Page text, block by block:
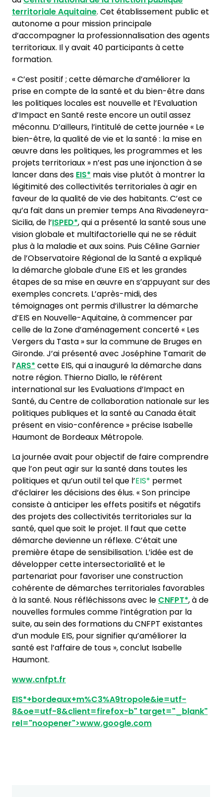
territoriale Aquitaine. Cet établissement public et
autonome a pour mission principale
d’accompagner la professionnalisation des agents
territoriaux. Il y avait 40 participants à cette
formation.
« C’est positif ; cette démarche d’améliorer la
prise en compte de la santé et du bien-être dans
les politiques locales est nouvelle et l’Evaluation
d’Impact en Santé reste encore un outil assez
méconnu. D’ailleurs, l’intitulé de cette journée « Le
bien-être, la qualité de vie et la santé : la mise en
œuvre dans les politiques, les programmes et les
projets territoriaux » n’est pas une injonction à se
lancer dans des EIS* mais vise plutôt à montrer la
légitimité des collectivités territoriales à agir en
faveur de la qualité de vie des habitants. C’est ce
qu’a fait dans un premier temps Ana Rivadeneyra-
Sicilia, de l’ISPED*, qui a présenté la santé sous une
vision globale et multifactorielle qui ne se réduit
plus à la maladie et aux soins. Puis Céline Garnier
de l’Observatoire Régional de la Santé a expliqué
la démarche globale d’une EIS et les grandes
étapes de sa mise en œuvre en s’appuyant sur des
exemples concrets. L’après-midi, des
témoignages ont permis d’illustrer la démarche
d’EIS en Nouvelle-Aquitaine, à commencer par
celle de la Zone d’aménagement concerté « Les
Vergers du Tasta » sur la commune de Bruges en
Gironde. J’ai présenté avec Joséphine Tamarit de
l’ARS* cette EIS, qui a inauguré la démarche dans
notre région. Thierno Diallo, le référent
international sur les Evaluations d’Impact en
Santé, du Centre de collaboration nationale sur les
politiques publiques et la santé au Canada était
présent en visio-conférence » précise Isabelle
Haumont de Bordeaux Métropole.
La journée avait pour objectif de faire comprendre
que l’on peut agir sur la santé dans toutes les
politiques et qu’un outil tel que l’EIS* permet
d’éclairer les décisions des élus. « Son principe
consiste à anticiper les effets positifs et négatifs
des projets des collectivités territoriales sur la
santé, quel que soit le projet. Il faut que cette
démarche devienne un réflexe. C’était une
première étape de sensibilisation. L’idée est de
développer cette intersectorialité et le
partenariat pour favoriser une construction
cohérente de démarches territoriales favorables
à la santé. Nous réfléchissons avec le CNFPT*, à de
nouvelles formules comme l’intégration par la
suite, au sein des formations du CNFPT existantes
d’un module EIS, pour signifier qu’améliorer la
santé est l’affaire de tous », conclut Isabelle
Haumont.
www.cnfpt.fr
EIS*+bordeaux+m%C3%A9tropole&ie=utf-
8&oe=utf-8&client=firefox-b" target="_blank"
rel="noopener">www.google.com